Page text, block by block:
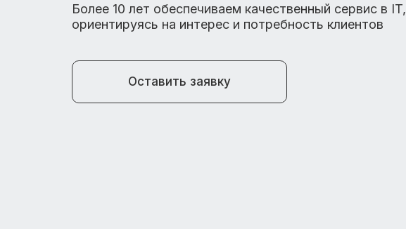
Более 10 лет обеспечиваем качественный сервис в IT,
ориентируясь на интерес и потребность клиентов
Оставить заявку